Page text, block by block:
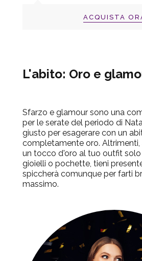
ACQUISTA
L'abito: Oro e
Sfarzo e glamour sono una
per le serate del periodo di
giusto per esagerare con un
completamente oro. Altrimenti,
un tocco d'oro al tuo outfit solo
gioielli o pochette, tieni
spiccherà comunque per farti
massimo.